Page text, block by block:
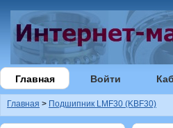
Главная Войти
Главная > Подшипник LMF30 (KBF30)